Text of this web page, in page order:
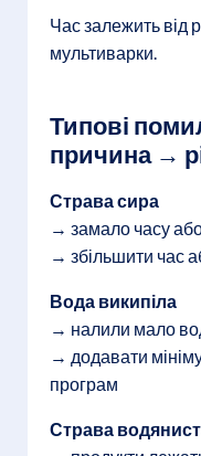
Час залежить від
мультиварки.
Типові
причина →
Страва сира
→ замало часу
→ збільшити час
Вода википіла
→ налили мало
→ додавати
програм
Страва